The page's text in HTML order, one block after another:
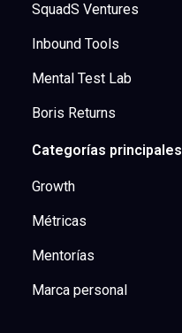
SquadS Ventures
Inbound Tools
Mental Test Lab
Boris Returns
Categorías principales
Growth
Métricas
Mentorías
Marca personal